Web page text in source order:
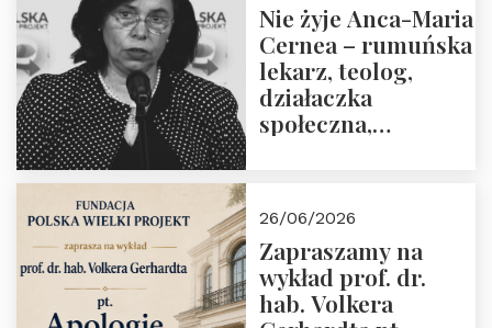
Nie żyje Anca-Maria
Cernea – rumuńska
lekarz, teolog,
działaczka
społeczna,
przez Fundację
Polska Wielki
Projekt
26/06/2026
Zapraszamy na
wykład prof. dr.
hab. Volkera